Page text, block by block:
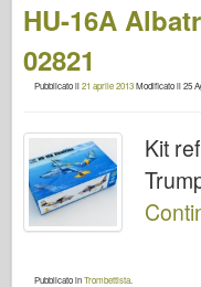
HU-16A
02821
Pubblicato il21 aprile 2013Modificato il25
Kit
Pubblicato inTrombettista